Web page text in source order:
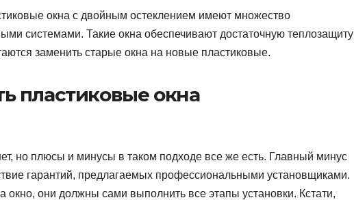
окна с двойным остеклением имеют множество
системами. Такие окна обеспечивают достаточную теплозащиту
заменить старые окна на новые пластиковые.
пластиковые окна
но плюсы и минусы в таком подходе все же есть. Главный минус
гарантий, предлагаемых профессиональными установщиками.
они должны сами выполнить все этапы установки. Кстати,